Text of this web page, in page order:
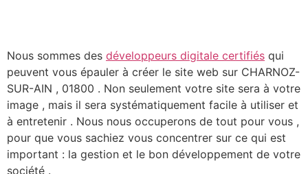
Nous sommes des développeurs digitale certifiés qui
peuvent vous épauler à créer le site web sur CHARNOZ-
SUR-AIN , 01800 . Non seulement votre site sera à votre
image , mais il sera systématiquement facile à utiliser et
à entretenir . Nous nous occuperons de tout pour vous ,
pour que vous sachiez vous concentrer sur ce qui est
important : la gestion et le bon développement de votre
société .